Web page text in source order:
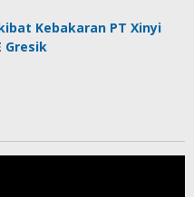
Kebakaran PT Xinyi
Gresik